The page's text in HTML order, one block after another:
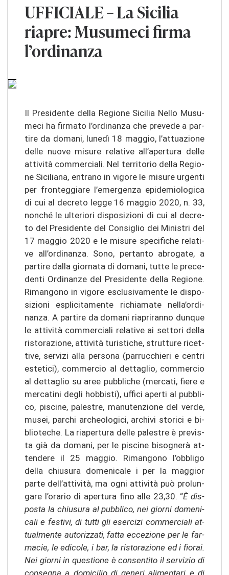
UFFICIALE – La Sicilia
riapre: Musumeci firma
l’ordinanza
Il Pre­si­den­te della Re­gio­ne Si­ci­lia Nello Mu­su­
me­ci ha fir­ma­to l’or­di­nan­za che pre­ve­de a par­
ti­re da do­ma­ni, lunedì 18 mag­gio, l’at­tua­zio­ne
delle nuove mi­su­re re­la­ti­ve all’aper­tu­ra delle
attività com­mer­cia­li. Nel ter­ri­to­rio della Re­gio­
ne Si­ci­lia­na, en­tra­no in vi­go­re le mi­su­re ur­gen­ti
per fron­teg­gia­re l’emer­gen­za epi­de­mio­lo­gi­ca
di cui al de­cre­to legge 16 mag­gio 2020, n. 33,
non­ché le ul­te­rio­ri dis­po­si­zio­ni di cui al de­cre­
to del Pre­si­den­te del Con­siglio dei Mi­nis­tri del
17 mag­gio 2020 e le mi­su­re spe­ci­fi­che re­la­ti­
ve all’or­di­nan­za. Sono, per­tan­to ab­ro­ga­te, a
par­ti­re dalla gior­na­ta di do­ma­ni, tutte le pre­ce­
den­ti Or­di­nan­ze del Pre­si­den­te della Re­gio­ne.
Ri­man­go­no in vi­go­re es­clu­si­va­men­te le dis­po­
si­zio­ni espli­ci­ta­men­te ri­chia­ma­te nella’or­di­
nan­za. A par­ti­re da do­ma­ni ria­priran­no dun­que
le attività com­mer­cia­li re­la­ti­ve ai set­to­ri della
ris­to­ra­zio­ne, attività tu­ris­ti­che, strut­tu­re ri­cet­
ti­ve, ser­vi­zi alla per­so­na (par­ruc­chie­ri e cen­tri
es­te­ti­ci), com­mer­cio al dettag­lio, com­mer­cio
al dettag­lio su aree pu­bbli­che (mer­ca­ti, fiere e
mer­ca­ti­ni degli ho­b­bis­ti), uf­fi­ci aper­ti al pu­bbli­
co, pis­ci­ne, pa­les­tre, ma­nu­ten­zio­ne del verde,
musei, par­chi ar­cheo­lo­gi­ci, ar­chi­vi sto­ri­ci e bi­
blio­te­che. La ria­per­tu­ra delle pa­les­tre è pre­vis­
ta già da do­ma­ni, per le pis­ci­ne bisognerà at­
ten­de­re il 25 mag­gio. Ri­man­go­no l’ob­bli­go
della chius­u­ra do­me­ni­ca­le i per la mag­gior
parte dell’attività, ma ogni attività può pro­lun­
ga­re l’ora­rio di aper­tu­ra fino alle 23,30. “È dis­
pos­ta la chius­u­ra al pu­bbli­co, nei gior­ni do­me­ni­
ca­li e fes­ti­vi, di tutti gli eser­ci­zi com­mer­cia­li at­
tual­men­te au­to­ri­z­za­ti, fatta ec­ce­zio­ne per le far­
ma­cie, le edi­co­le, i bar, la ris­to­ra­zio­ne ed i fio­rai.
Nei gior­ni in ques­tio­ne è con­sen­ti­to il ser­vi­zio di
conseg­na a do­mi­ci­lio di ge­ne­ri ali­men­ta­ri e di